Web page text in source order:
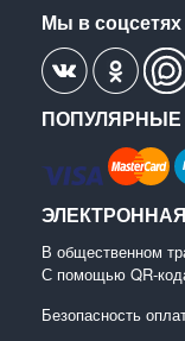
Мы в соцсетях
В общественном
С помощью QR-
Безопасность